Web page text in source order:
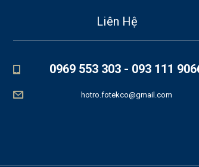
Liên Hệ
0969 553 303 - 093 111
hotro.fotekco@gmail.com